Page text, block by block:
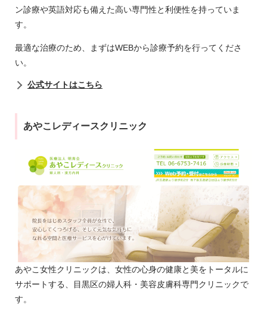
ン診療や英語対応も備えた高い専門性と利便性を持っていま
す。
最適な治療のため、まずはWEBから診療予約を行ってくださ
い。
公式サイトはこちら
あやこレディースクリニック
あやこ女性クリニックは、女性の心身の健康と美をトータルに
サポートする、目黒区の婦人科・美容皮膚科専門クリニックで
す。